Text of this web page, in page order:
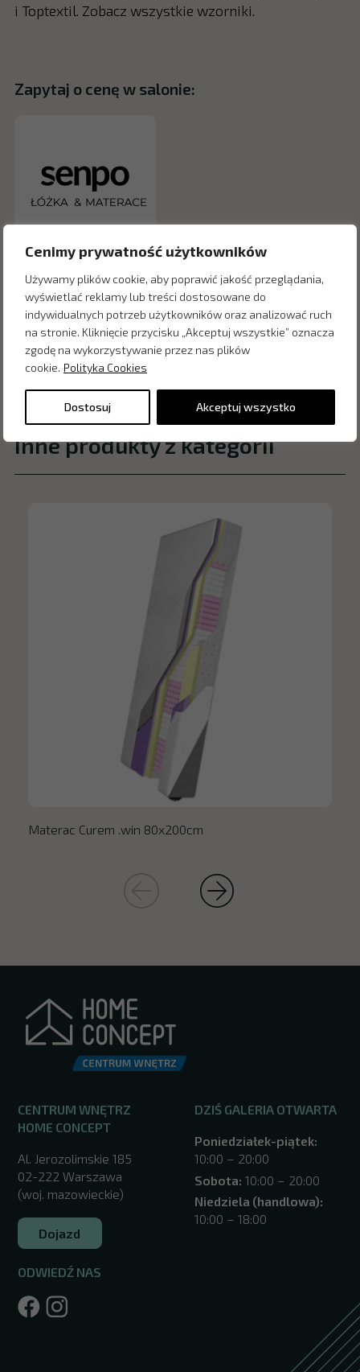
Cenimy prywatność użytkowników
Używamy plików cookie, aby poprawić jakość przeglądania,
wyświetlać reklamy lub treści dostosowane do
indywidualnych potrzeb użytkowników oraz analizować ruch
na stronie. Kliknięcie przycisku „Akceptuj wszystkie” oznacza
zgodę na wykorzystywanie przez nas plików
cookie. Polityka Cookies
Dostosuj Akceptuj wszystko
i Toptextil. Zobacz wszystkie wzorniki.
Zapytaj o cenę w salonie:
Inne produkty z kategorii
Materac Curem .win 80x200cm
CENTRUM WNĘTRZ
HOME CONCEPT
Al. Jerozolimskie 185
02-222 Warszawa
(woj. mazowieckie)
Dojazd
ODWIEDŹ NAS
DZIŚ GALERIA OTWARTA
Poniedziałek-piątek:
10:00 – 20:00
Sobota: 10:00 – 20:00
Niedziela (handlowa):
10:00 – 18:00